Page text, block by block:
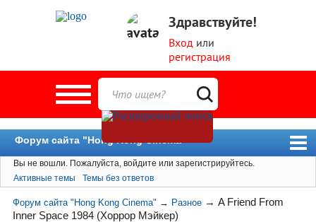
Здравствуйте!
Вход или
регистрация
Форум сайта "Hong Kong Cinema"
Форум
Новости
Пользователи
Вы не вошли. Пожалуйста, войдите или зарегистрируйтесь.
Активные темы
Темы без ответов
Форум сайта "Hong Kong Cinema" → Разное →A Friend From
Inner Space 1984 (Хоррор Мэйкер)